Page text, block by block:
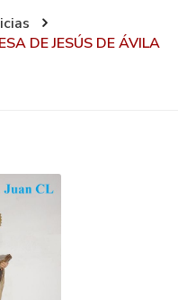
DE JESÚS DE ÁVILA